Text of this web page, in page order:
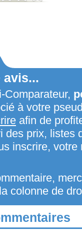
avis...
Comparateur,
à votre
afin de
des prix, listes
inscrire,
colonne de